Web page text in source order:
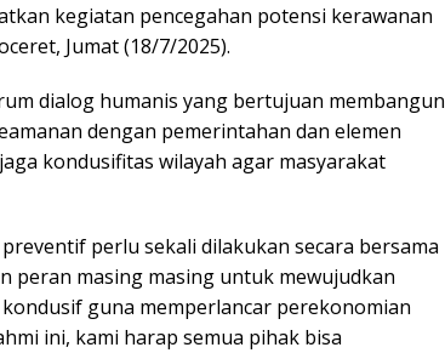
kegiatan pencegahan potensi kerawanan
Jumat (18/7/2025).
dialog humanis yang bertujuan membangun
dengan pemerintahan dan elemen
kondusifitas wilayah agar masyarakat
perlu sekali dilakukan secara bersama
peran masing masing untuk mewujudkan
guna memperlancar perekonomian
ini, kami harap semua pihak bisa